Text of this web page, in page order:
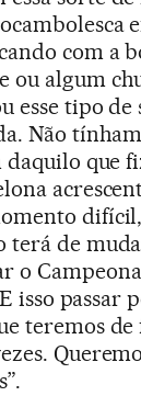
com a
ou algum
esse tipo de
Não
que
terá de
o
isso passar
teremos de